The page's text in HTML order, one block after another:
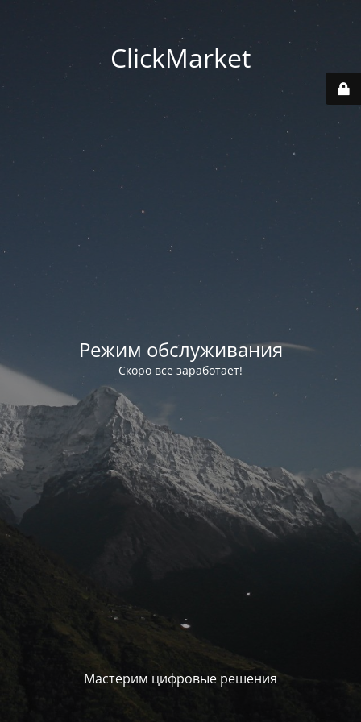
ClickMarket
Режим обслуживания
Скоро все заработает!
Мастерим цифровые решения